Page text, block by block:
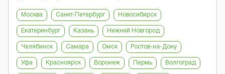
Москва Санкт-Петербург Новосибирск
Екатеринбург Казань Нижний Новгород
Челябинск Самара Омск Ростов-на-Дону
Уфа Красноярск Воронеж Пермь Волгоград